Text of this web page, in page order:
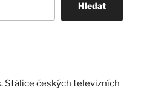
Hledat
Stálice českých televizních